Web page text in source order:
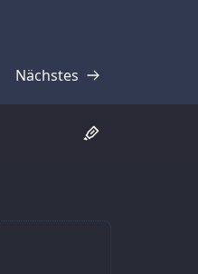
Nächstes
Transkript